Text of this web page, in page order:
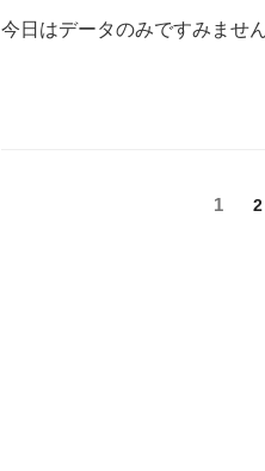
今日はデータのみですみませ
固
1
固
2